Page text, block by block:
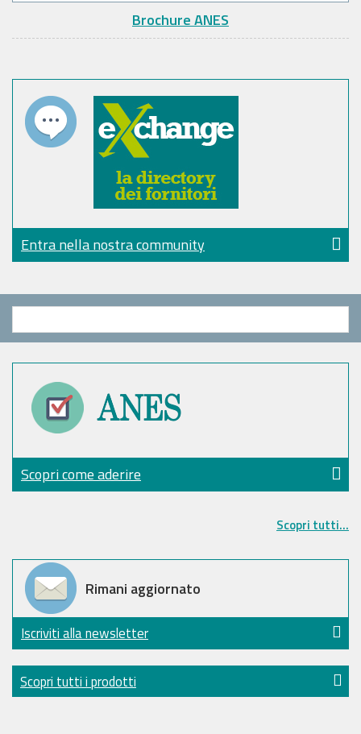
Brochure ANES
Entra nella nostra community
Scopri come aderire
Scopri tutti...
Rimani aggiornato
Iscriviti alla newsletter
Scopri tutti i prodotti